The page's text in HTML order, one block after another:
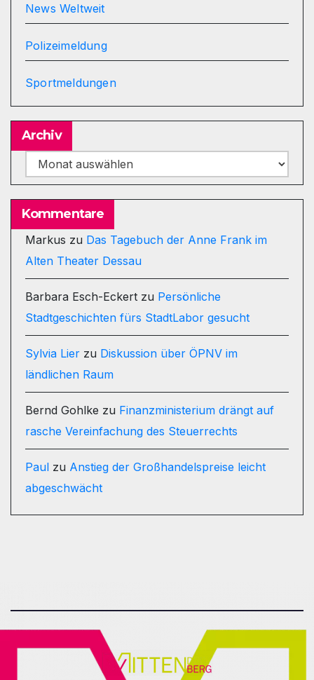
News Weltweit
Polizeimeldung
Sportmeldungen
Archiv
Archiv
Kommentare
Markus zu Das Tagebuch der Anne Frank im
Alten Theater Dessau
Barbara Esch-Eckert zu Persönliche
Stadtgeschichten fürs StadtLabor gesucht
Sylvia Lier zu Diskussion über ÖPNV im
ländlichen Raum
Bernd Gohlke zu Finanzministerium drängt auf
rasche Vereinfachung des Steuerrechts
Paul zu Anstieg der Großhandelspreise leicht
abgeschwächt